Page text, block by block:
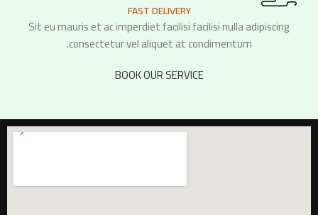
FAST DELIVERY
Sit eu mauris et ac imperdiet facilisi facilisi nulla adipiscing
consectetur vel aliquet at condimentum.
BOOK OUR SERVICE